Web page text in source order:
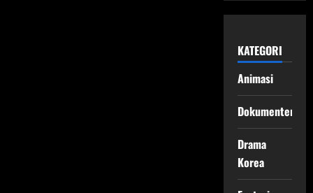
KATEGORI
Animasi
Dokumenter
Drama
Korea